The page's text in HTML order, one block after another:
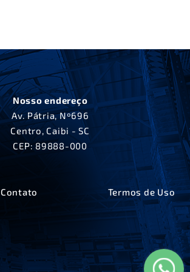
Nosso endereço
Av. Pátria, Nº696
Centro, Caibi - SC
CEP: 89888-000
Contato Termos de Uso